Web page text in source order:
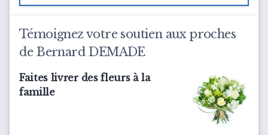
Témoignez votre soutien aux proches
de Bernard DEMADE
Faites livrer des fleurs à la
famille